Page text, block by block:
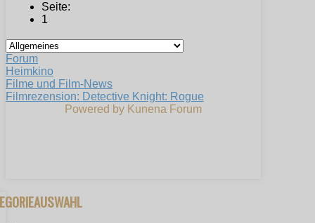
Seite:
1
Forum
Heimkino
Filme und Film-News
Filmrezension: Detective Knight: Rogue
Powered by Kunena Forum